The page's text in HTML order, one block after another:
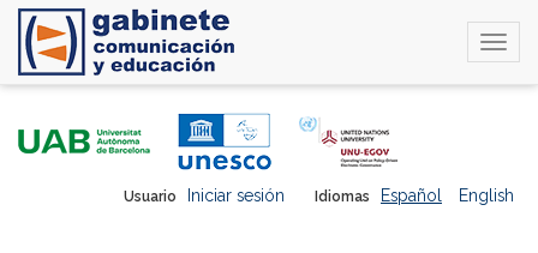
Idiomas Español English
Usuario Iniciar sesión